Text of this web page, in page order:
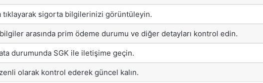
tıklayarak sigorta bilgilerinizi görüntüleyin.
arasında prim ödeme durumu ve diğer detayları kontrol edin.
durumunda SGK ile iletişime geçin.
olarak kontrol ederek güncel kalın.